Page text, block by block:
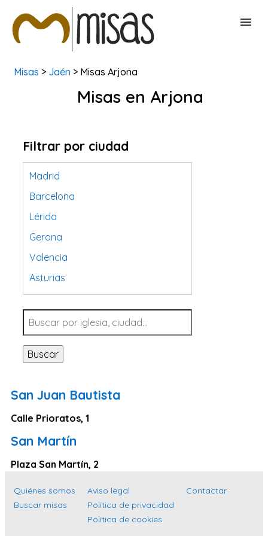
BUSCAR MISAS
Misas > Jaén > Misas Arjona
Misas en Arjona
Filtrar por ciudad
Madrid
Barcelona
Lérida
Gerona
Valencia
Asturias
Tarragona
Navarra
Valladolid
Sevilla
Santa Cruz de Tenerife
Cantabria
Islas Baleares
Las Palmas
Alicante
Buscar
San Juan Bautista
Calle Prioratos, 1
San Martín
Plaza San Martín, 2
Quiénes somos
Buscar misas
Aviso legal
Política de privacidad
Política de cookies
Contactar